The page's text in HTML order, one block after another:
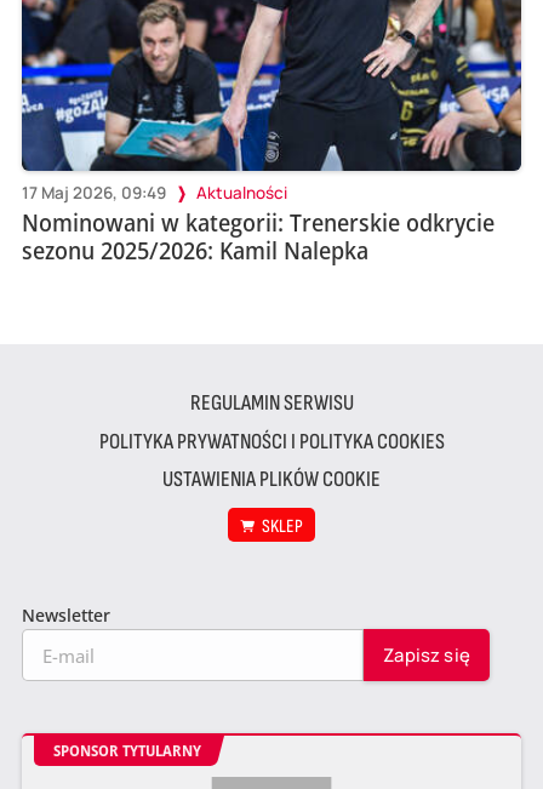
17 Maj 2026, 09:49 Aktualności
Nominowani w kategorii: Trenerskie odkrycie
sezonu 2025/2026: Kamil Nalepka
REGULAMIN SERWISU
POLITYKA PRYWATNOŚCI I POLITYKA COOKIES
USTAWIENIA PLIKÓW COOKIE
SKLEP
Newsletter
SPONSOR TYTULARNY